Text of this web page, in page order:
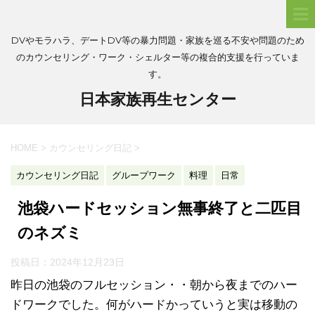
DVやモラハラ、デートDV等の暴力問題・家族を巡る不安や問題のため
のカウンセリング・ワーク・シェルター等の複合的支援を行っていま
す。
日本家族再生センター
HOME > カウンセリング日記 >
カウンセリング日記 グループワーク 料理 日常
池袋ハードセッション無事終了と二匹目
のネズミ
投稿日： 2024年12月23日
昨日の池袋のフルセッション・・朝から夜までのハー
ドワークでした。何がハードかっていうと実は移動の